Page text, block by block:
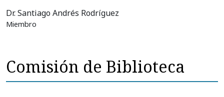
Dr. Santiago Andrés Rodríguez
Miembro
Comisión de Biblioteca